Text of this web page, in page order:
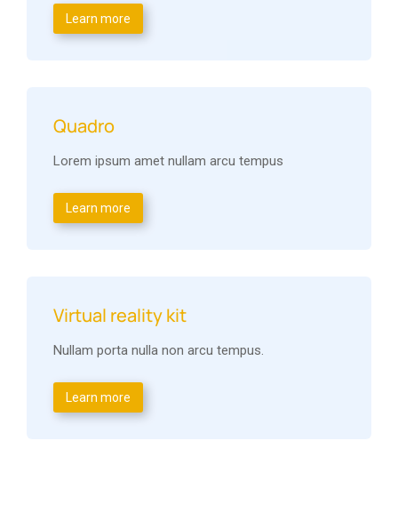
Learn more
Quadro
Lorem ipsum amet nullam arcu tempus
Learn more
Virtual reality kit
Nullam porta nulla non arcu tempus.
Learn more